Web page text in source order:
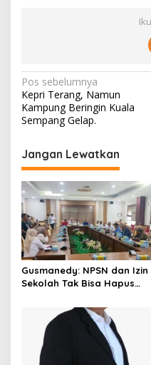
N
a
v
i
g
a
s
i
p
o
s
Pos sebelumnya
Kepri Terang, Namun
Kampung Beringin Kuala
Sempang Gelap.
Jangan Lewatkan
Gusmanedy: NPSN dan Izin
Sekolah Tak Bisa Hapus
Dugaan Kekerasan Anak